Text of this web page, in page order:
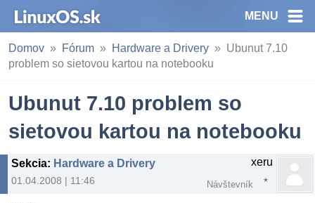
MENU
Domov Fórum Hardware a Drivery
Ubunut 7.10
problem so sietovou kartou na notebooku
Ubunut 7.10 problem so
sietovou kartou na notebooku
Sekcia: Hardware a Drivery
01.04.2008 | 11:46
xeru
Návštevník